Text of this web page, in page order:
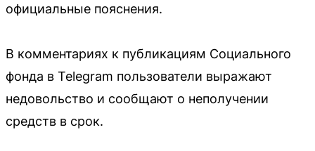
официальные пояснения.
В комментариях к публикациям Социального
фонда в Telegram пользователи выражают
недовольство и сообщают о неполучении
средств в срок.